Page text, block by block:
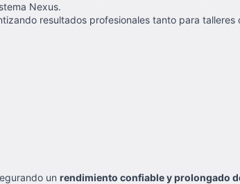
Nexus.
resultados profesionales tanto para talleres
un rendimiento confiable y prolongado